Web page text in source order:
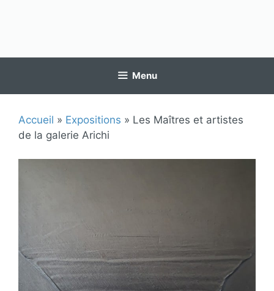
Menu
Accueil » Expositions » Les Maîtres et artistes
de la galerie Arichi